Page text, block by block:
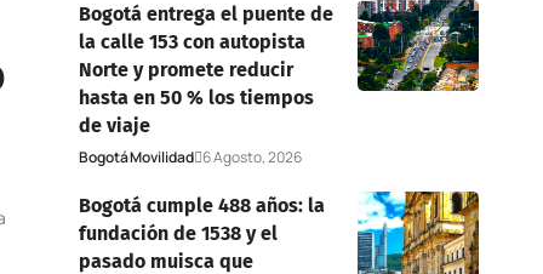
Bogotá entrega el puente de
la calle 153 con autopista
Norte y promete reducir
hasta en 50 % los tiempos
de viaje
BogotáMovilidad 6 Agosto, 2026
Bogotá cumple 488 años: la
fundación de 1538 y el
pasado muisca que